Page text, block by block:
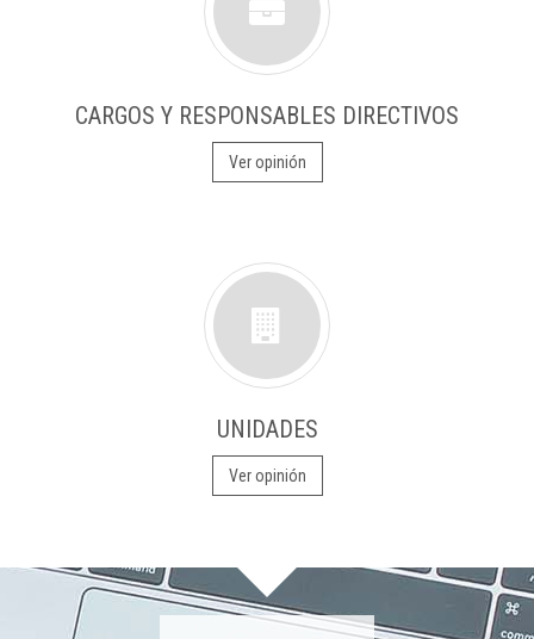
CARGOS Y RESPONSABLES DIRECTIVOS
Ver opinión
UNIDADES
Ver opinión